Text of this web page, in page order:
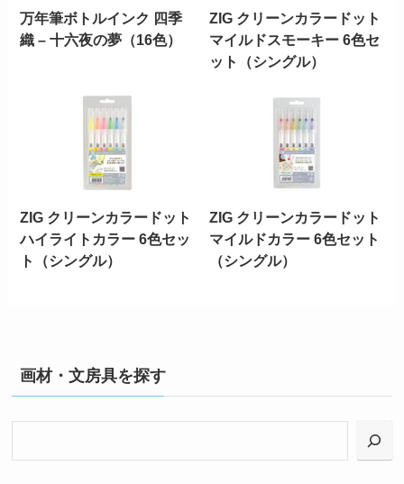
万年筆ボトルインク 四季
織 – 十六夜の夢（16色）
ZIG クリーンカラードット
マイルドスモーキー 6色セ
ット（シングル）
ZIG クリーンカラードット
ハイライトカラー 6色セッ
ト（シングル）
ZIG クリーンカラードット
マイルドカラー 6色セット
（シングル）
画材・文房具を探す
索